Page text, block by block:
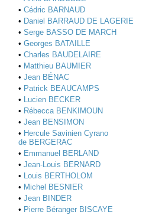
•Cédric BARNAUD
• Daniel BARRAUD DE LAGERIE
•Serge BASSO DE MARCH
•Georges BATAILLE
•Charles BAUDELAIRE
• Matthieu BAUMIER
•Jean BÉNAC
• Patrick BEAUCAMPS
• Lucien BECKER
• Rébecca BENKIMOUN
•Jean BENSIMON
• Hercule Savinien Cyrano
de BERGERAC
• Emmanuel BERLAND
•Jean-Louis BERNARD
• Louis BERTHOLOM
• Michel BESNIER
•Jean BINDER
• Pierre Béranger BISCAYE